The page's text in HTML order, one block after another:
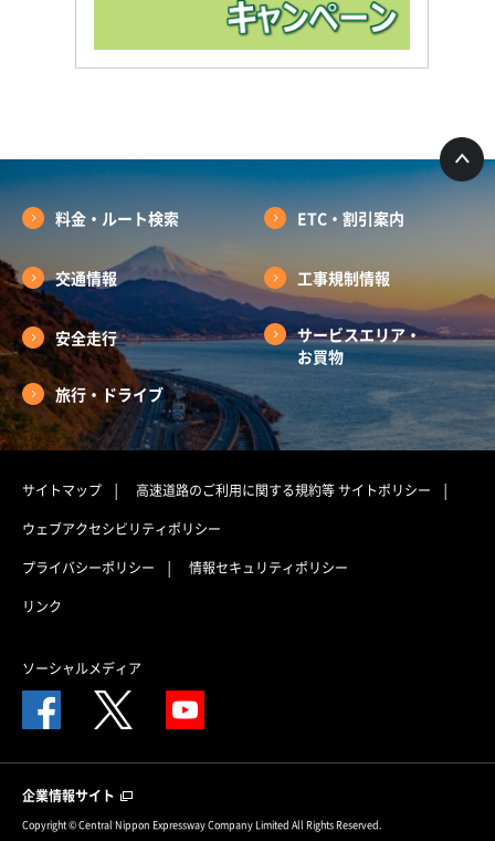
料金・ルート検索 ETC・割引案内
交通情報 工事規制情報
安全走行
サービスエリア・
お買物
旅行・ドライブ
サイトマップ 高速道路のご利用に関する規約等サイトポリシー
ウェブアクセシビリティポリシー
プライバシーポリシー
情報セキュリティポリシー
リンク
ソーシャルメディア
企業情報サイト
Copyright © Central Nippon Expressway Company Limited All Rights Reserved.